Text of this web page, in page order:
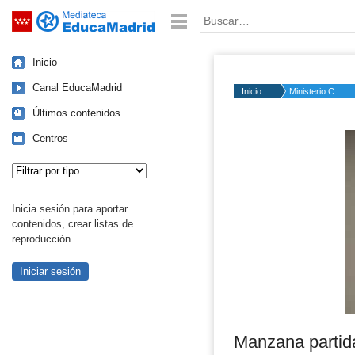
Saltar navegación Palabra o frase:
Inicio
Canal EducaMadrid
Últimos contenidos
Centros
Inicia sesión para aportar
contenidos, crear listas de
reproducción...
Iniciar sesión
Inicio Ministerio C.
Manzana